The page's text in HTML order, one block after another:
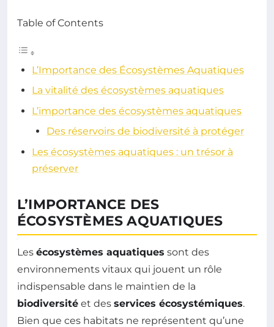
Table of Contents
L’Importance des Écosystèmes Aquatiques
La vitalité des écosystèmes aquatiques
L’importance des écosystèmes aquatiques
Des réservoirs de biodiversité à protéger
Les écosystèmes aquatiques : un trésor à
préserver
L’IMPORTANCE DES
ÉCOSYSTÈMES AQUATIQUES
Les écosystèmes aquatiques sont des
environnements vitaux qui jouent un rôle
indispensable dans le maintien de la
biodiversité et des services écosystémiques.
Bien que ces habitats ne représentent qu’une